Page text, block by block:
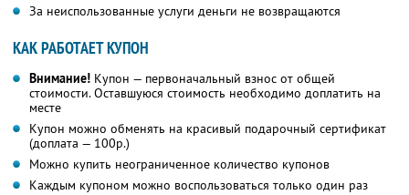
За неиспользованные услуги деньги не возвращаются
КАК РАБОТАЕТ КУПОН
Внимание! Купон — первоначальный взнос от общей
стоимости. Оставшуюся стоимость необходимо доплатить на
месте
Купон можно обменять на красивый подарочный сертификат
(доплата — 100р.)
Можно купить неограниченное количество купонов
Каждым купоном можно воспользоваться только один раз